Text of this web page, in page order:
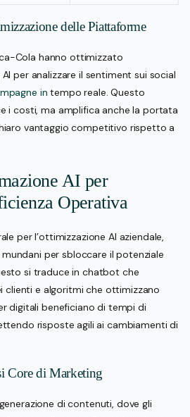
delle Piattaforme
Cola hanno ottimizzato
per analizzare il sentiment sui social
in tempo reale. Questo
i costi, ma amplifica anche la portata
vantaggio competitivo rispetto a
AI per
Operativa
per l’ottimizzazione AI aziendale,
per sbloccare il potenziale
si traduce in chatbot che
clienti e algoritmi che ottimizzano
digitali beneficiano di tempi di
risposte agili ai cambiamenti di
Core di Marketing
di contenuti, dove gli